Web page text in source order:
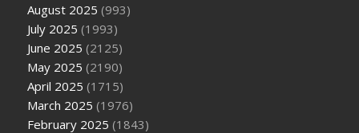
August 2025 (993)
July 2025 (1993)
June 2025 (2125)
May 2025 (2190)
April 2025 (1715)
March 2025 (1976)
February 2025 (1843)